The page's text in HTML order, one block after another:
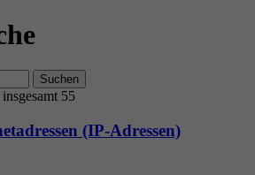
Suchen
55
(IP-Adressen)